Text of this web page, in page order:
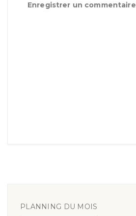
Enregistrer un commentaire
PLANNING DU MOIS